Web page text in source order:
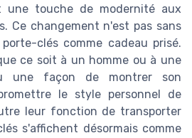
une touche de modernité aux
Ce changement n'est pas sans
clés comme cadeau prisé.
ce soit à un homme ou à une
une façon de montrer son
le style personnel de
leur fonction de transporter
s'affichent désormais comme